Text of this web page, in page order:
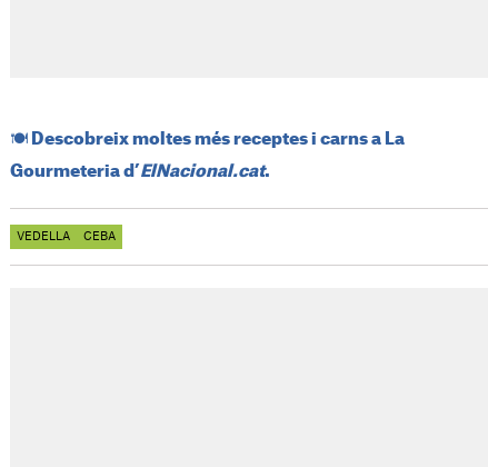
​🍽️​ Descobreix moltes més receptes i carns a La
Gourmeteria d’ElNacional.cat.
VEDELLA CEBA